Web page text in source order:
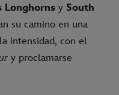
Longhorns y South
su camino en una
intensidad, con el
y proclamarse